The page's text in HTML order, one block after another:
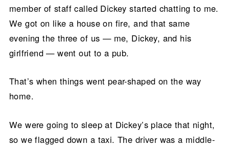
member of staff called Dickey started chatting to me.
We got on like a house on fire, and that same
evening the three of us — me, Dickey, and his
girlfriend — went out to a pub.
That’s when things went pear-shaped on the way
home.
We were going to sleep at Dickey’s place that night,
so we flagged down a taxi. The driver was a middle-